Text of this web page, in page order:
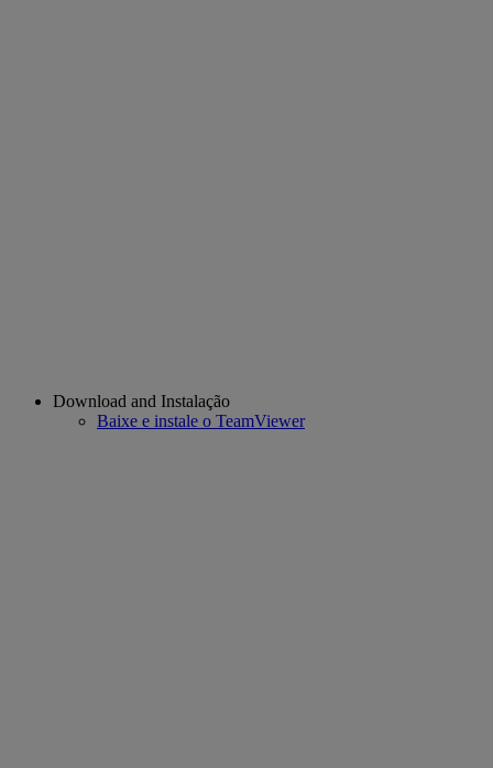
Download and Instalação
Baixe e instale o TeamViewer